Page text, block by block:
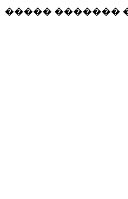
����� �������